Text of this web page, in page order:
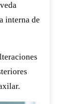
interna de